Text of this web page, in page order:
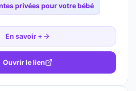
privées pour votre bébé
En savoir +
Ouvrir le lien